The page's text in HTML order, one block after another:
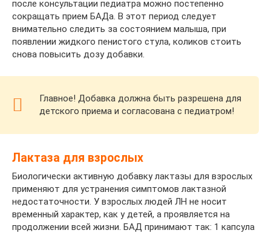
после консультации педиатра можно постепенно
сокращать прием БАДа. В этот период следует
внимательно следить за состоянием малыша, при
появлении жидкого пенистого стула, коликов стоить
снова повысить дозу добавки.
Главное! Добавка должна быть разрешена для
детского приема и согласована с педиатром!
Лактаза для взрослых
Биологически активную добавку лактазы для взрослых
применяют для устранения симптомов лактазной
недостаточности. У взрослых людей ЛН не носит
временный характер, как у детей, а проявляется на
продолжении всей жизни. БАД принимают так: 1 капсула